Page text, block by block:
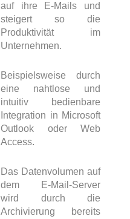
auf ihre E-Mails und
steigert so die
Produktivität im
Unternehmen.
Beispielsweise durch
eine nahtlose und
intuitiv bedienbare
Integration in Microsoft
Outlook oder Web
Access.
Das Datenvolumen auf
dem E-Mail-Server
wird durch die
Archivierung bereits